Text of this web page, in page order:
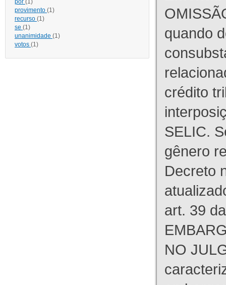
por (1)
provimento (1)
recurso (1)
se (1)
unanimidade (1)
votos (1)
quando
crédito
SELIC.
gênero
Decreto
art. 39
NO